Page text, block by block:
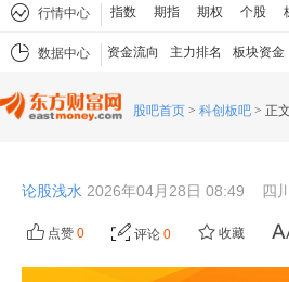
行情中心 指数 期指 期权 个股
数据中心 资金流向 主力排名 板块资金
股吧首页 > 科创板吧 > 正文
论股浅水 2026年04月28日 08:49 四川
点赞 0 评论 0 收藏